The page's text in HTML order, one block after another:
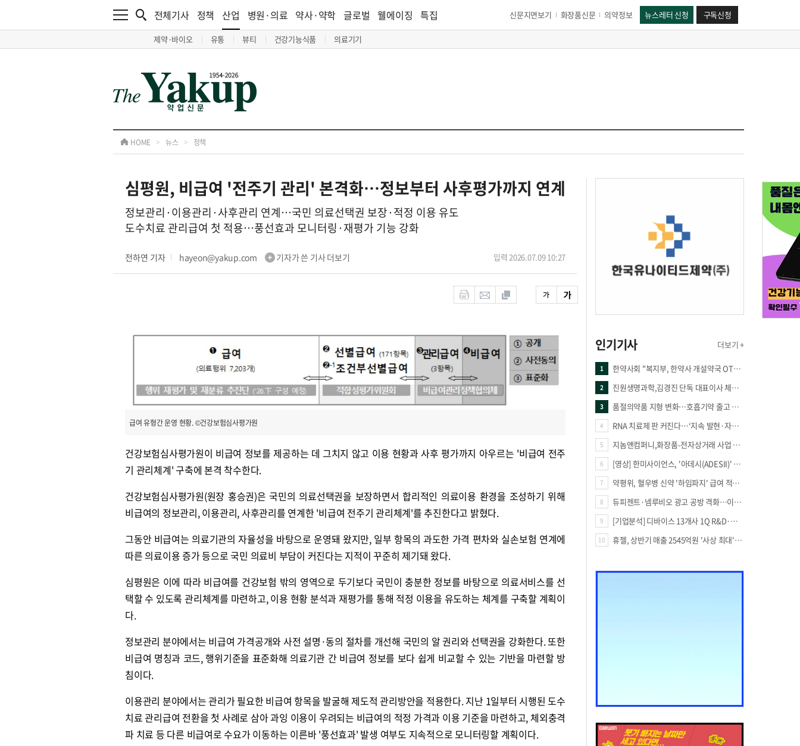
전체기사 정책 산업
제약·바이오 유통 뷰티 건강기능식품 의료기기
병원·의료 약사·약학 글로벌 웰에이징 특집 신문지면보기 화장품신문 의약정보 뉴스레터 신청 구독신청
HOME > 뉴스 > 정책
심평원, 비급여 '전주기 관리' 본격화…정보부터 사후평가까지 연계
정보관리·이용관리·사후관리 연계…국민 의료선택권 보장·적정 이용 유도
도수치료 관리급여 첫 적용…풍선효과 모니터링·재평가 기능 강화
전하연 기자 hayeon@yakup.com 기자가 쓴 기사 더보기 입력 2026.07.09 10:27
급여 유형간 운영 현황. ©건강보험심사평가원
건강보험심사평가원이 비급여 정보를 제공하는 데 그치지 않고 이용 현황과 사후 평가까지 아우르는 '비급여 전주
기 관리체계' 구축에 본격 착수한다.
건강보험심사평가원(원장 홍승권)은 국민의 의료선택권을 보장하면서 합리적인 의료이용 환경을 조성하기 위해
비급여의 정보관리, 이용관리, 사후관리를 연계한 '비급여 전주기 관리체계'를 추진한다고 밝혔다.
그동안 비급여는 의료기관의 자율성을 바탕으로 운영돼 왔지만, 일부 항목의 과도한 가격 편차와 실손보험 연계에
따른 의료이용 증가 등으로 국민 의료비 부담이 커진다는 지적이 꾸준히 제기돼 왔다.
심평원은 이에 따라 비급여를 건강보험 밖의 영역으로 두기보다 국민이 충분한 정보를 바탕으로 의료서비스를 선
택할 수 있도록 관리체계를 마련하고, 이용 현황 분석과 재평가를 통해 적정 이용을 유도하는 체계를 구축할 계획이
다.
정보관리 분야에서는 비급여 가격공개와 사전 설명·동의 절차를 개선해 국민의 알 권리와 선택권을 강화한다. 또한
비급여 명칭과 코드, 행위기준을 표준화해 의료기관 간 비급여 정보를 보다 쉽게 비교할 수 있는 기반을 마련할 방
침이다.
이용관리 분야에서는 관리가 필요한 비급여 항목을 발굴해 제도적 관리방안을 적용한다. 지난 1일부터 시행된 도수
치료 관리급여 전환을 첫 사례로 삼아 과잉 이용이 우려되는 비급여의 적정 가격과 이용 기준을 마련하고, 체외충격
파 치료 등 다른 비급여로 수요가 이동하는 이른바 '풍선효과' 발생 여부도 지속적으로 모니터링할 계획이다.
인기기사 더보기 +
1 한약사회 "복지부, 한약사 개설약국 OTC 공급 방해 더는 방관 말아야"
2 진원생명과학,김경진 단독 대표이사 체제 돌입
3 품절의약품 지형 변화…호흡기약 줄고 만성질환 복합제 늘었다
4 RNA 치료제 판 커진다…‘지속 발현·자가증폭·단백질 복원’ 경쟁
5 지놈앤컴퍼니,화장품-전자상거래 사업 진출
6 [영상] 한미사이언스, '아데시(ADESII)' 앞세워 더마 시장 판도 바꾼다
7 약평위, 혈우병 신약 '하임파지' 급여 적정성 인정…조건부 통과
8 듀피젠트·넴루비오 광고 공방 격화…이번엔 사노피가 일부 문구 변경
9 [기업분석] 디바이스 13개사 1Q R&D·해외매출 증가
10 휴젤, 상반기 매출 2545억원 '사상 최대'…미국 투자 속 성장세 지속